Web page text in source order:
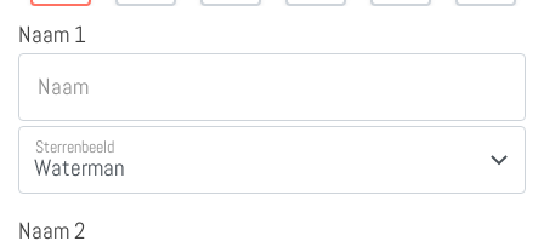
Naam 1
Naam
Sterrenbeeld
Naam 2